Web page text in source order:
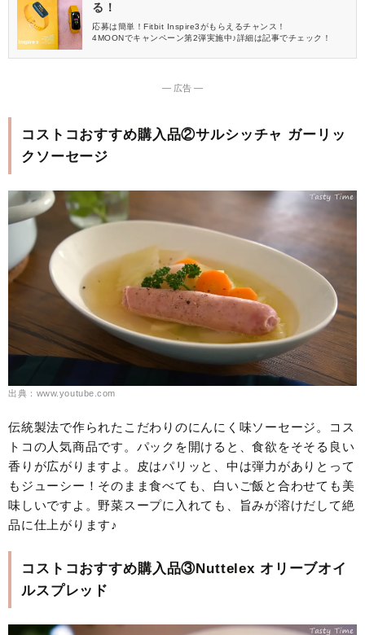
る！
応募は簡単！Fitbit Inspire3がもらえるチャンス！
4MOONでキャンペーン第2弾実施中♪詳細は記事でチェック！
― 広告 ―
コストコおすすめ購入品②サルシッチャ ガーリッ
クソーセージ
出典：www.youtube.com
伝統製法で作られたこだわりのにんにく味ソーセージ。コス
トコの人気商品です。パックを開けると、食欲をそそる良い
香りが広がりますよ。皮はパリッと、中は弾力がありとって
もジューシー！そのまま食べても、白いご飯と合わせても美
味しいですよ。野菜スープに入れても、旨みが溶けだして絶
品に仕上がります♪
コストコおすすめ購入品③Nuttelex オリーブオイ
ルスプレッド